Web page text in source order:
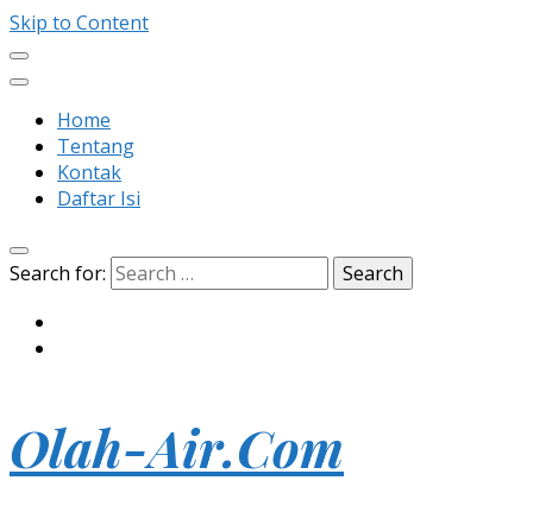
Skip to Content
Home
Tentang
Kontak
Daftar Isi
Search for:
Olah-Air.Com